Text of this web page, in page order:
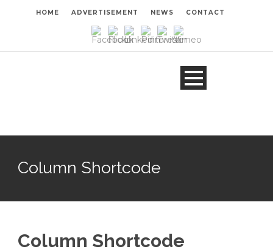
HOME ADVERTISEMENT NEWS CONTACT
Column Shortcode
Column Shortcode